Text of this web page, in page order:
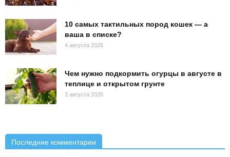
10 самых тактильных пород кошек — а
ваша в списке?
4 августа 2026
Чем нужно подкормить огурцы в августе в
теплице и открытом грунте
3 августа 2026
Последние комментарии